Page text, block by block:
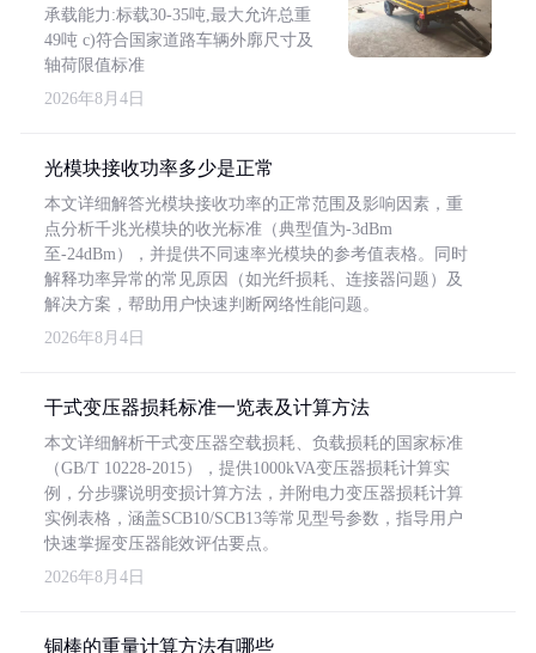
承载能力:标载30-35吨,最大允许总重
49吨 c)符合国家道路车辆外廓尺寸及
轴荷限值标准
2026年8月4日
光模块接收功率多少是正常
本文详细解答光模块接收功率的正常范围及影响因素，重
点分析千兆光模块的收光标准（典型值为-3dBm
至-24dBm），并提供不同速率光模块的参考值表格。同时
解释功率异常的常见原因（如光纤损耗、连接器问题）及
解决方案，帮助用户快速判断网络性能问题。
2026年8月4日
干式变压器损耗标准一览表及计算方法
本文详细解析干式变压器空载损耗、负载损耗的国家标准
（GB/T 10228-2015），提供1000kVA变压器损耗计算实
例，分步骤说明变损计算方法，并附电力变压器损耗计算
实例表格，涵盖SCB10/SCB13等常见型号参数，指导用户
快速掌握变压器能效评估要点。
2026年8月4日
铜棒的重量计算方法有哪些